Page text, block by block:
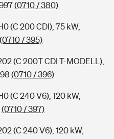
(0710 / 380)
(C 200 CDI), 75 kW,
(0710 / 395)
(C 200T CDI T-MODELL),
(0710 / 396)
(C 240 V6), 120 kW,
(0710 / 397)
(C 240 V6), 120 kW,